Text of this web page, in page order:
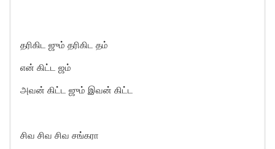
தரிகிட ஜும் தரிகிட தம்
என் கிட்ட ஜம்
அவன் கிட்ட ஜும் இவன் கிட்ட
சிவ சிவ சிவ சங்கரா